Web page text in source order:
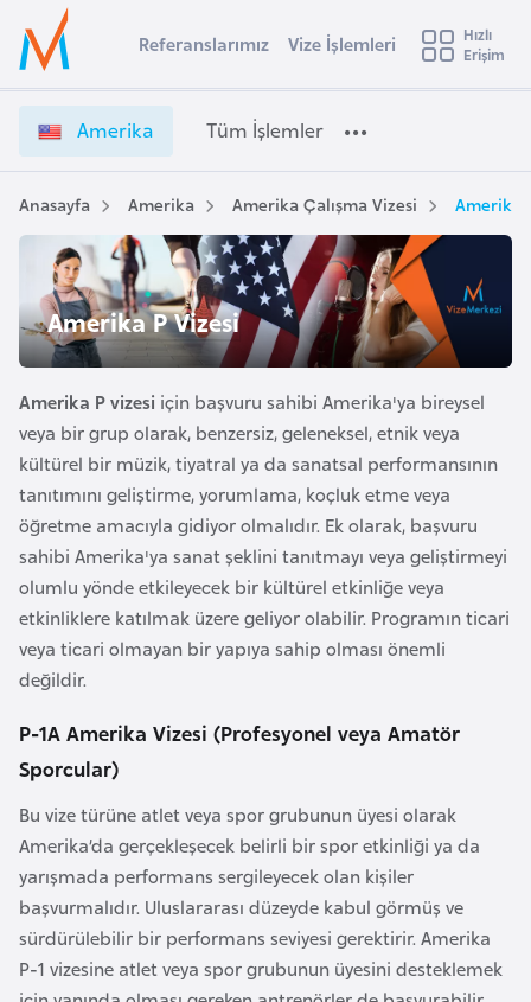
Ülke Seçimi
Başvuru yapmak istediğiniz ülkeyi seçin
Üye
Girişi
m
r
i
k
a
V
i
z
e
İ
ş
l
e
m
e
r
i
e
t
i
Referanslarımız Vize İşlemleri
Hızlı
Erişim
Amerika Tüm İşlemler
Anasayfa Amerika Amerika Çalışma Vizesi Amerika
Amerika P Vizesi
Amerika P vizesi için başvuru sahibi Amerika'ya bireysel
veya bir grup olarak, benzersiz, geleneksel, etnik veya
kültürel bir müzik, tiyatral ya da sanatsal performansının
tanıtımını geliştirme, yorumlama, koçluk etme veya
öğretme amacıyla gidiyor olmalıdır. Ek olarak, başvuru
sahibi Amerika'ya sanat şeklini tanıtmayı veya geliştirmeyi
olumlu yönde etkileyecek bir kültürel etkinliğe veya
etkinliklere katılmak üzere geliyor olabilir. Programın ticari
veya ticari olmayan bir yapıya sahip olması önemli
değildir.
P-1A Amerika Vizesi (Profesyonel veya Amatör
Sporcular)
Bu vize türüne atlet veya spor grubunun üyesi olarak
Amerika’da gerçekleşecek belirli bir spor etkinliği ya da
yarışmada performans sergileyecek olan kişiler
başvurmalıdır. Uluslararası düzeyde kabul görmüş ve
sürdürülebilir bir performans seviyesi gerektirir. Amerika
P-1 vizesine atlet veya spor grubunun üyesini desteklemek
s
t
r
a
A
v
u
t
u
r
y
a
A
z
e
b
a
c
a
n
B